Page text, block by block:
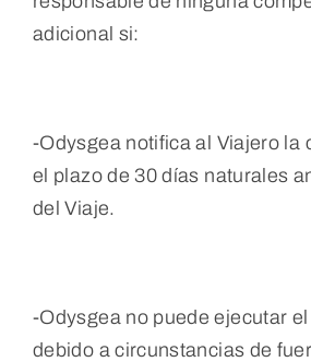
adicional si:
-Odysgea notifica al Viajero la
el plazo de 30 días naturales
del Viaje.
-Odysgea no puede ejecutar
debido a circunstancias de